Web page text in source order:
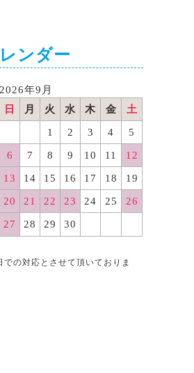
ンダー
2026年9月
日
月 火 水 木 金 土
1 2 3 4 5
6 7 8 9 10 11 12
13 14 15 16 17 18 19
20 21 22 23 24 25 26
27 28 29 30
の対応とさせて頂いておりま